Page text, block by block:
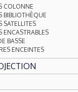
COLONNE
BIBLIOTHÈQUE
SATELLITES
ENCASTRABLES
BASSE
ENCEINTES